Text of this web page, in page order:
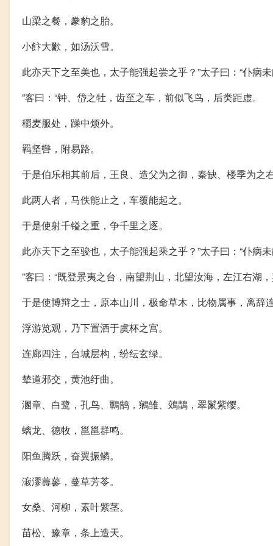
山梁之餐，豢豹之胎。
小飰大歠，如汤沃雪。
此亦天下之至美也，太子能强起尝之乎？”太子曰：“仆病未
”客曰：“钟、岱之牡，齿至之车，前似飞鸟，后类距虚。
穱麦服处，躁中烦外。
羁坚辔，附易路。
于是伯乐相其前后，王良、造父为之御，秦缺、楼季为之右
此两人者，马佚能止之，车覆能起之。
于是使射千镒之重，争千里之逐。
此亦天下之至骏也，太子能强起乘之乎？”太子曰：“仆病未
”客曰：“既登景夷之台，南望荆山，北望汝海，左江右湖，
于是使博辩之士，原本山川，极命草木，比物属事，离辞连
浮游览观，乃下置酒于虞杯之宫。
连廊四注，台城层构，纷纭玄绿。
辇道邪交，黄池纡曲。
溷章、白鹭，孔鸟、鶤鹄，鵷雏、鵁鶄，翠鬣紫缨。
螭龙、德牧，邕邕群鸣。
阳鱼腾跃，奋翼振鳞。
漃漻薵蓼，蔓草芳苓。
女桑、河柳，素叶紫茎。
苗松、豫章，条上造天。